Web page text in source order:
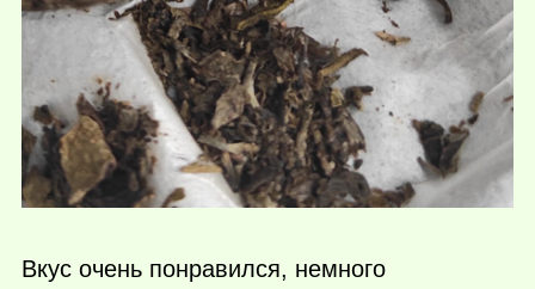
Вкус очень понравился, немного